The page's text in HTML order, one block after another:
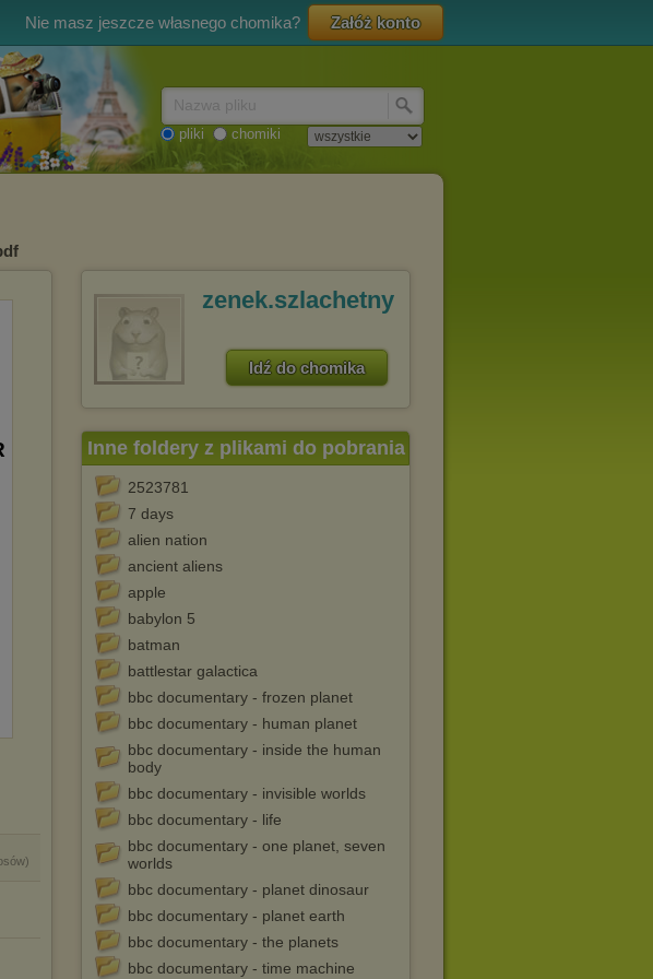
Nie masz jeszcze własnego chomika? Załóż konto
pliki chomiki
zenek.szlachetny
Idź do chomika
Inne foldery z plikami do pobrania
2523781
7 days
alien nation
ancient aliens
apple
babylon 5
batman
battlestar galactica
bbc documentary - frozen planet
bbc documentary - human planet
bbc documentary - inside the human
body
bbc documentary - invisible worlds
bbc documentary - life
bbc documentary - one planet, seven
worlds
bbc documentary - planet dinosaur
bbc documentary - planet earth
bbc documentary - the planets
bbc documentary - time machine